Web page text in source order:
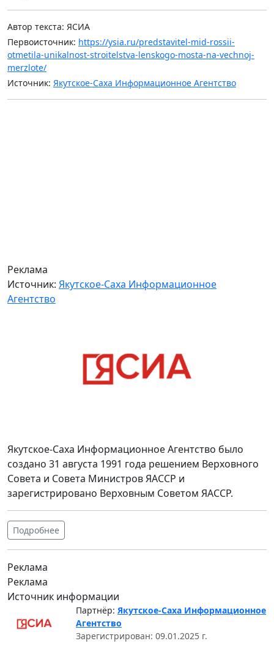
Автор текста: ЯСИА
Первоисточник: https://ysia.ru/predstavitel-mid-rossii-
otmetila-unikalnost-stroitelstva-lenskogo-mosta-na-vechnoj-
merzlote/
Источник: Якутское-Саха Информационное Агентство
Реклама
Источник: Якутское-Саха Информационное
Агентство
Якутское-Саха Информационное Агентство было
создано 31 августа 1991 года решением Верховного
Совета и Совета Министров ЯАССР и
зарегистрировано Верховным Советом ЯАССР.
Подробнее
Реклама
Реклама
Источник информации
Партнёр: Якутское-Саха Информационное
Агентство
Зарегистрирован: 09.01.2025 г.